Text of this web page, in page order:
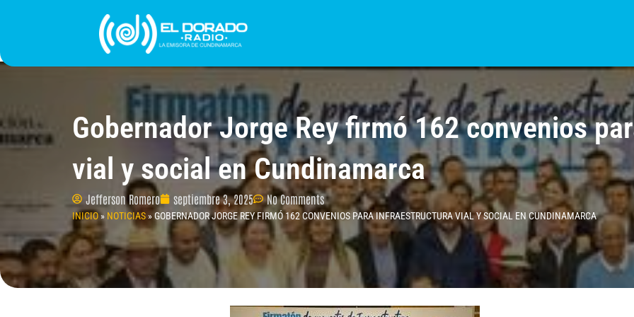
PROGRAMACIÓN ¿QUIÉNES SOMOS? NOTICIAS COLOMBIA BOGOTÁ INTERNACIONAL PROVINCIAS
Gobernador Jorge Rey firmó 162 convenios
vial y social en Cundinamarca
Jefferson Romero septiembre 3, 2025 No Comments
INICIO » NOTICIAS»GOBERNADOR JORGE REY FIRMÓ 162 CONVENIOS PARA INFRAESTRUCTURA VIAL Y SOCIAL EN CUNDINAMARCA